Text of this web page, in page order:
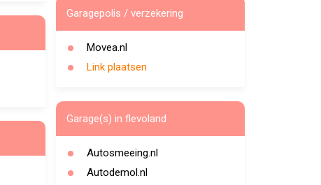
Garagepolis / verzekering
Movea.nl
Link plaatsen
Garage(s) in flevoland
Autosmeeing.nl
Autodemol.nl